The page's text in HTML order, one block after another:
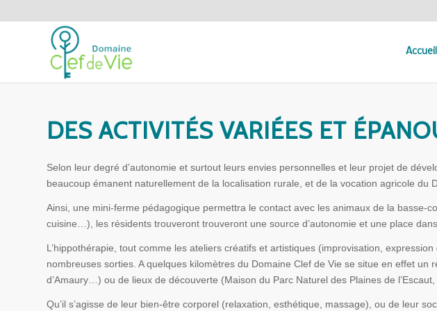
Accueil
DES ACTIVITÉS VARIÉES ET
Selon leur degré d’autonomie et surtout leurs envies personnelles et leur projet de
beaucoup émanent naturellement de la localisation rurale, et de la vocation agricole du
Ainsi, une mini-ferme pédagogique permettra le contact avec les animaux de la basse-
cuisine…), les résidents trouveront trouveront une source d’autonomie et une place
L’hippothérapie, tout comme les ateliers créatifs et artistiques (improvisation,
nombreuses sorties. A quelques kilomètres du Domaine Clef de Vie se situe en effet
d’Amaury…) ou de lieux de découverte (Maison du Parc Naturel des Plaines de
Qu’il s’agisse de leur bien-être corporel (relaxation, esthétique, massage), ou de leur